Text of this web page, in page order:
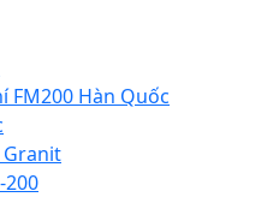
FM200 Hàn Quốc
Granit
200